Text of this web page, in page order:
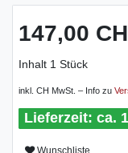
147,00
Inhalt 1 Stück
inkl. CH MwSt. – Info zu
ca.
Wunschliste